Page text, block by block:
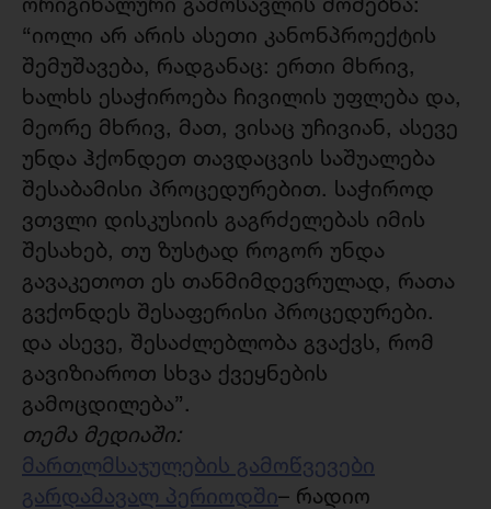
“იოლი არ არის ასეთი კანონპროექტის
შემუშავება, რადგანაც: ერთი მხრივ,
ხალხს ესაჭიროება ჩივილის უფლება და,
მეორე მხრივ, მათ, ვისაც უჩივიან, ასევე
უნდა ჰქონდეთ თავდაცვის საშუალება
შესაბამისი პროცედურებით. საჭიროდ
ვთვლი დისკუსიის გაგრძელებას იმის
შესახებ, თუ ზუსტად როგორ უნდა
გავაკეთოთ ეს თანმიმდევრულად, რათა
გვქონდეს შესაფერისი პროცედურები.
და ასევე, შესაძლებლობა გვაქვს, რომ
გავიზიაროთ სხვა ქვეყნების
გამოცდილება”.
თემა მედიაში:
მართლმსაჯულების გამოწვევები
გარდამავალ პერიოდში– რადიო